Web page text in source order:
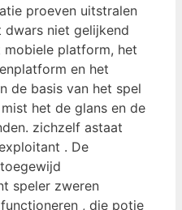
proeven uitstralen
niet gelijkend
platform, het
en het
de basis van het spel
het de glans en de
zichzelf astaat
. De
speler zweren
, die potje